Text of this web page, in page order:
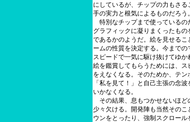
にしているが、チップの力もさ
手の実力と根気によるものだろう。
特別なチップまで使っているの
グラフィックに凝りまくったも
であるかのようだ。絵を見せる
ームの性質を決定する。今まで
スピードで一気に駆け抜けてゆか
絵を鑑賞してもらうためには、
をえなくなる。そのためか、テ
「私を見て！」と自己主張の念
いかなくなる。
その結果、息もつかせないほど
少々欠ける。開発陣も当然その
ウンをとったり、強制スクロー